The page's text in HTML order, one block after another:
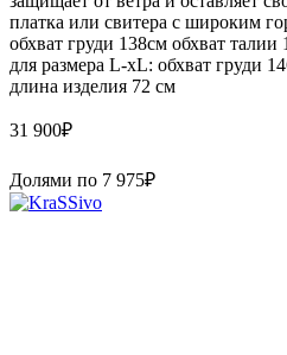
платка или свитера с широким
обхват груди 138см обхват
для размера L-xL: обхват груди
длина изделия 72 см
31 900₽
Долями по 7 975₽